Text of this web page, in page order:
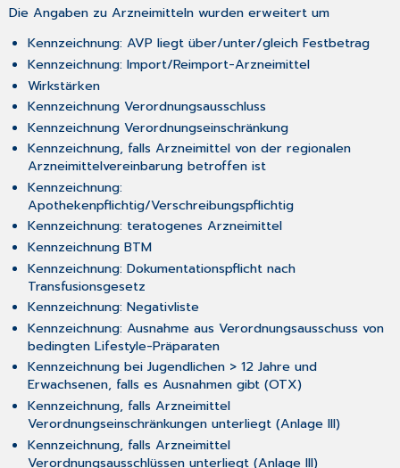
Die Angaben zu Arzneimitteln wurden erweitert um
Kennzeichnung: AVP liegt über/unter/gleich Festbetrag
Kennzeichnung: Import/Reimport-Arzneimittel
Wirkstärken
Kennzeichnung Verordnungsausschluss
Kennzeichnung Verordnungseinschränkung
Kennzeichnung, falls Arzneimittel von der regionalen
Arzneimittelvereinbarung betroffen ist
Kennzeichnung:
Apothekenpflichtig/Verschreibungspflichtig
Kennzeichnung: teratogenes Arzneimittel
Kennzeichnung BTM
Kennzeichnung: Dokumentationspflicht nach
Transfusionsgesetz
Kennzeichnung: Negativliste
Kennzeichnung: Ausnahme aus Verordnungsausschuss von
bedingten Lifestyle-Präparaten
Kennzeichnung bei Jugendlichen > 12 Jahre und
Erwachsenen, falls es Ausnahmen gibt (OTX)
Kennzeichnung, falls Arzneimittel
Verordnungseinschränkungen unterliegt (Anlage III)
Kennzeichnung, falls Arzneimittel
Verordnungsausschlüssen unterliegt (Anlage III)